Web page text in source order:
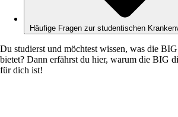
Häufige Fragen zur studentischen
Du studierst und möchtest wissen, was die
bietet? Dann erfährst du hier, warum die BIG
für dich ist!